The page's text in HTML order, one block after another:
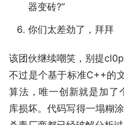
器变砖?”
你们太差劲了，拜拜
该团伙继续嘲笑，别提
不过是个基于标准C++的
算法，唯一创新就是加了
库损坏。代码写得一塌糊